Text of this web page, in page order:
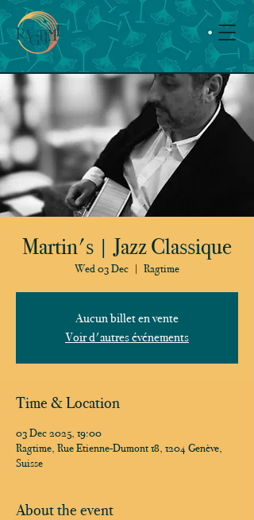
Martin's | Jazz Classique
Wed 03 Dec
  |
Ragtime
Aucun billet en vente
Voir d'autres événements
Time & Location
03 Dec 2025, 19:00
Ragtime, Rue Etienne-Dumont 18, 1204 Genève,
Suisse
About the event